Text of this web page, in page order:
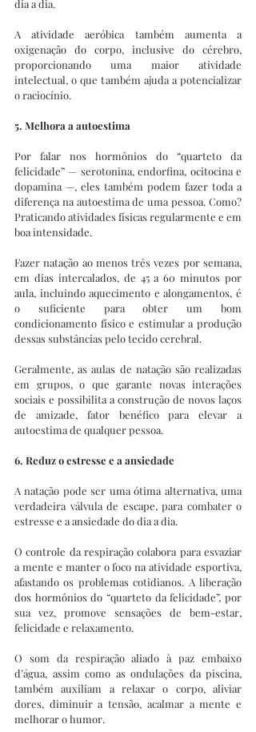
dia a dia.
A atividade aeróbica também aumenta a
oxigenação do corpo, inclusive do cérebro,
proporcionando uma maior atividade
intelectual, o que também ajuda a potencializar
o raciocínio.
5. Melhora a autoestima
Por falar nos hormônios do “quarteto da
felicidade” — serotonina, endorfina, ocitocina e
dopamina —, eles também podem fazer toda a
diferença na autoestima de uma pessoa. Como?
Praticando atividades físicas regularmente e em
boa intensidade.
Fazer natação ao menos três vezes por semana,
em dias intercalados, de 45 a 60 minutos por
aula, incluindo aquecimento e alongamentos, é
o suficiente para obter um bom
condicionamento físico e estimular a produção
dessas substâncias pelo tecido cerebral.
Geralmente, as aulas de natação são realizadas
em grupos, o que garante novas interações
sociais e possibilita a construção de novos laços
de amizade, fator benéfico para elevar a
autoestima de qualquer pessoa.
6. Reduz o estresse e a ansiedade
A natação pode ser uma ótima alternativa, uma
verdadeira válvula de escape, para combater o
estresse e a ansiedade do dia a dia.
O controle da respiração colabora para esvaziar
a mente e manter o foco na atividade esportiva,
afastando os problemas cotidianos. A liberação
dos hormônios do “quarteto da felicidade”, por
sua vez, promove sensações de bem-estar,
felicidade e relaxamento.
O som da respiração aliado à paz embaixo
d’água, assim como as ondulações da piscina,
também auxiliam a relaxar o corpo, aliviar
dores, diminuir a tensão, acalmar a mente e
melhorar o humor.